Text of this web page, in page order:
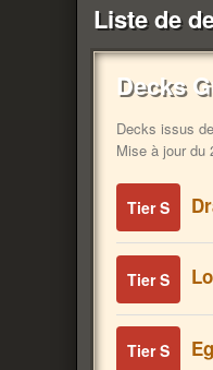
Liste de
Decks
Decks issus
Mise à jour du
Tier S
Tier S
Tier S